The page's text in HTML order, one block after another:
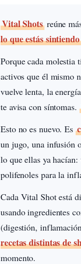
Vital Shotsreúne
lo que estás sintiendo
Porque cada molestia
activos que él mismo
vuelve lenta, la
te avisa con síntomas.
Esto no es nuevo. Es
un jugo, una infusión
lo que ellas ya
polifenoles para la
Cada Vital Shot está
usando ingredientes
(digestión,
recetas distintas de
momento.